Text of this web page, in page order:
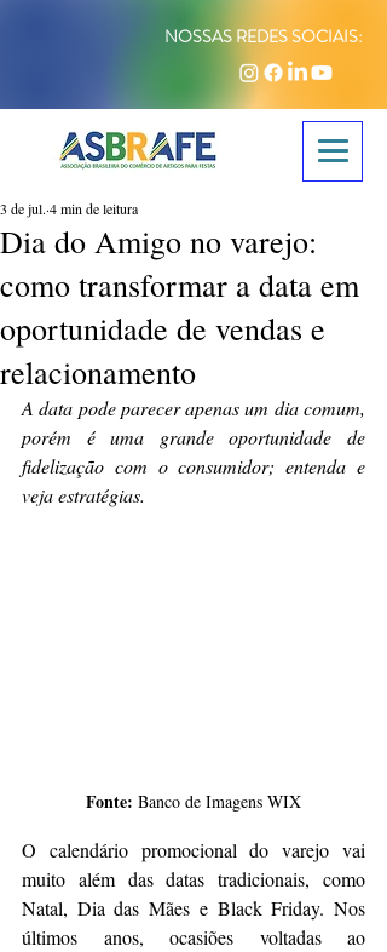
NOSSAS REDES SOCIAIS:
Dia do Amigo no varejo:
como transformar a data em
oportunidade de vendas e
relacionamento
3 de jul. 4 min de leitura
A data pode parecer apenas um dia comum,
porém é uma grande oportunidade de
fidelização com o consumidor; entenda e
veja estratégias.
Fonte: Banco de Imagens WIX
O calendário promocional do varejo vai
muito além das datas tradicionais, como
Natal, Dia das Mães e Black Friday. Nos
últimos anos, ocasiões voltadas ao